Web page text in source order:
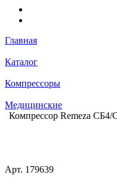
Главная
Каталог
Компрессоры
Медицинские
Компрессор Remeza
Арт. 179639